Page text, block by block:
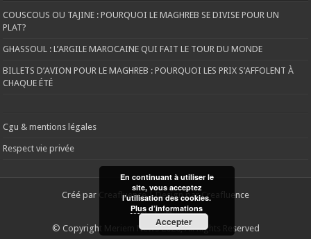
COUSCOUS OU TAJINE : POURQUOI LE MAGHREB SE DIVISE POUR UN
PLAT?
GHASSOUL : L’ARGILE MAROCAINE QUI FAIT LE TOUR DU MONDE
BILLETS D’AVION POUR LE MAGHREB : POURQUOI LES PRIX S’AFFOLENT À
CHAQUE ÉTÉ
Cgu & mentions légales
Respect vie privée
Créé par Creafluence| Design parCreafluence
© Copyright Meriem News 2026, All Rights Reserved
En continuant à utiliser le
site, vous acceptez
l’utilisation des cookies.
Plus d’informations
Accepter